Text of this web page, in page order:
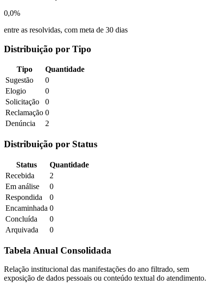
0,0%
entre as resolvidas, com meta de 30 dias
Distribuição por Tipo
Tipo
Quantidade
Sugestão
0
Elogio
0
Solicitação
0
Reclamação 0
Denúncia
2
Distribuição por Status
Status
Quantidade
Recebida
2
Em análise
0
Respondida
0
Encaminhada 0
Concluída
0
Arquivada
0
Tabela Anual Consolidada
Relação institucional das manifestações do ano filtrado, sem
exposição de dados pessoais ou conteúdo textual do atendimento.